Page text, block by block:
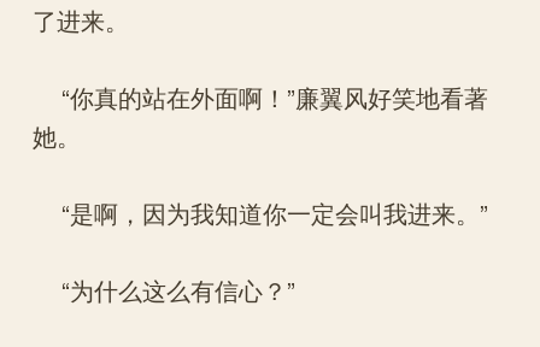
了进来。
“你真的站在外面啊！”廉翼风好笑地看著
她。
“是啊，因为我知道你一定会叫我进来。”
“为什么这么有信心？”